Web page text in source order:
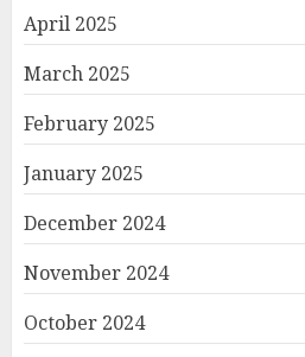
April 2025
March 2025
February 2025
January 2025
December 2024
November 2024
October 2024